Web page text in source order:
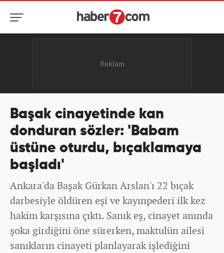
Başak cinayetinde kan
donduran sözler: 'Babam
üstüne oturdu, bıçaklamaya
başladı'
Ankara'da Başak Gürkan Arslan'ı 22 bıçak
darbesiyle öldüren eşi ve kayınpederi ilk kez
hakim karşısına çıktı. Sanık eş, cinayet anında
şoka girdiğini öne sürerken, maktulün ailesi
sanıkların cinayeti planlayarak işlediğini